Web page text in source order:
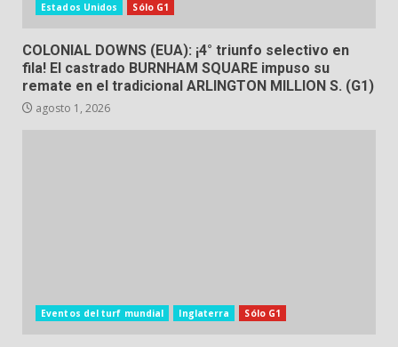
Estados Unidos Sólo G1
COLONIAL DOWNS (EUA): ¡4° triunfo selectivo en
fila! El castrado BURNHAM SQUARE impuso su
remate en el tradicional ARLINGTON MILLION S. (G1)
agosto 1, 2026
Eventos del turf mundial Inglaterra Sólo G1